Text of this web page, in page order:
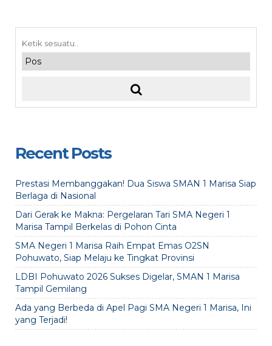
Recent Posts
Prestasi Membanggakan! Dua Siswa SMAN 1 Marisa Siap
Berlaga di Nasional
Dari Gerak ke Makna: Pergelaran Tari SMA Negeri 1
Marisa Tampil Berkelas di Pohon Cinta
SMA Negeri 1 Marisa Raih Empat Emas O2SN
Pohuwato, Siap Melaju ke Tingkat Provinsi
LDBI Pohuwato 2026 Sukses Digelar, SMAN 1 Marisa
Tampil Gemilang
Ada yang Berbeda di Apel Pagi SMA Negeri 1 Marisa, Ini
yang Terjadi!